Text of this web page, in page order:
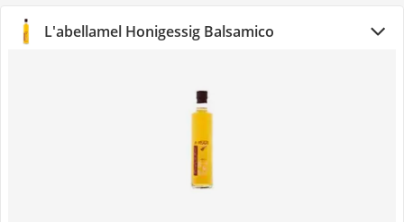
L'abellamel Honigessig Balsamico